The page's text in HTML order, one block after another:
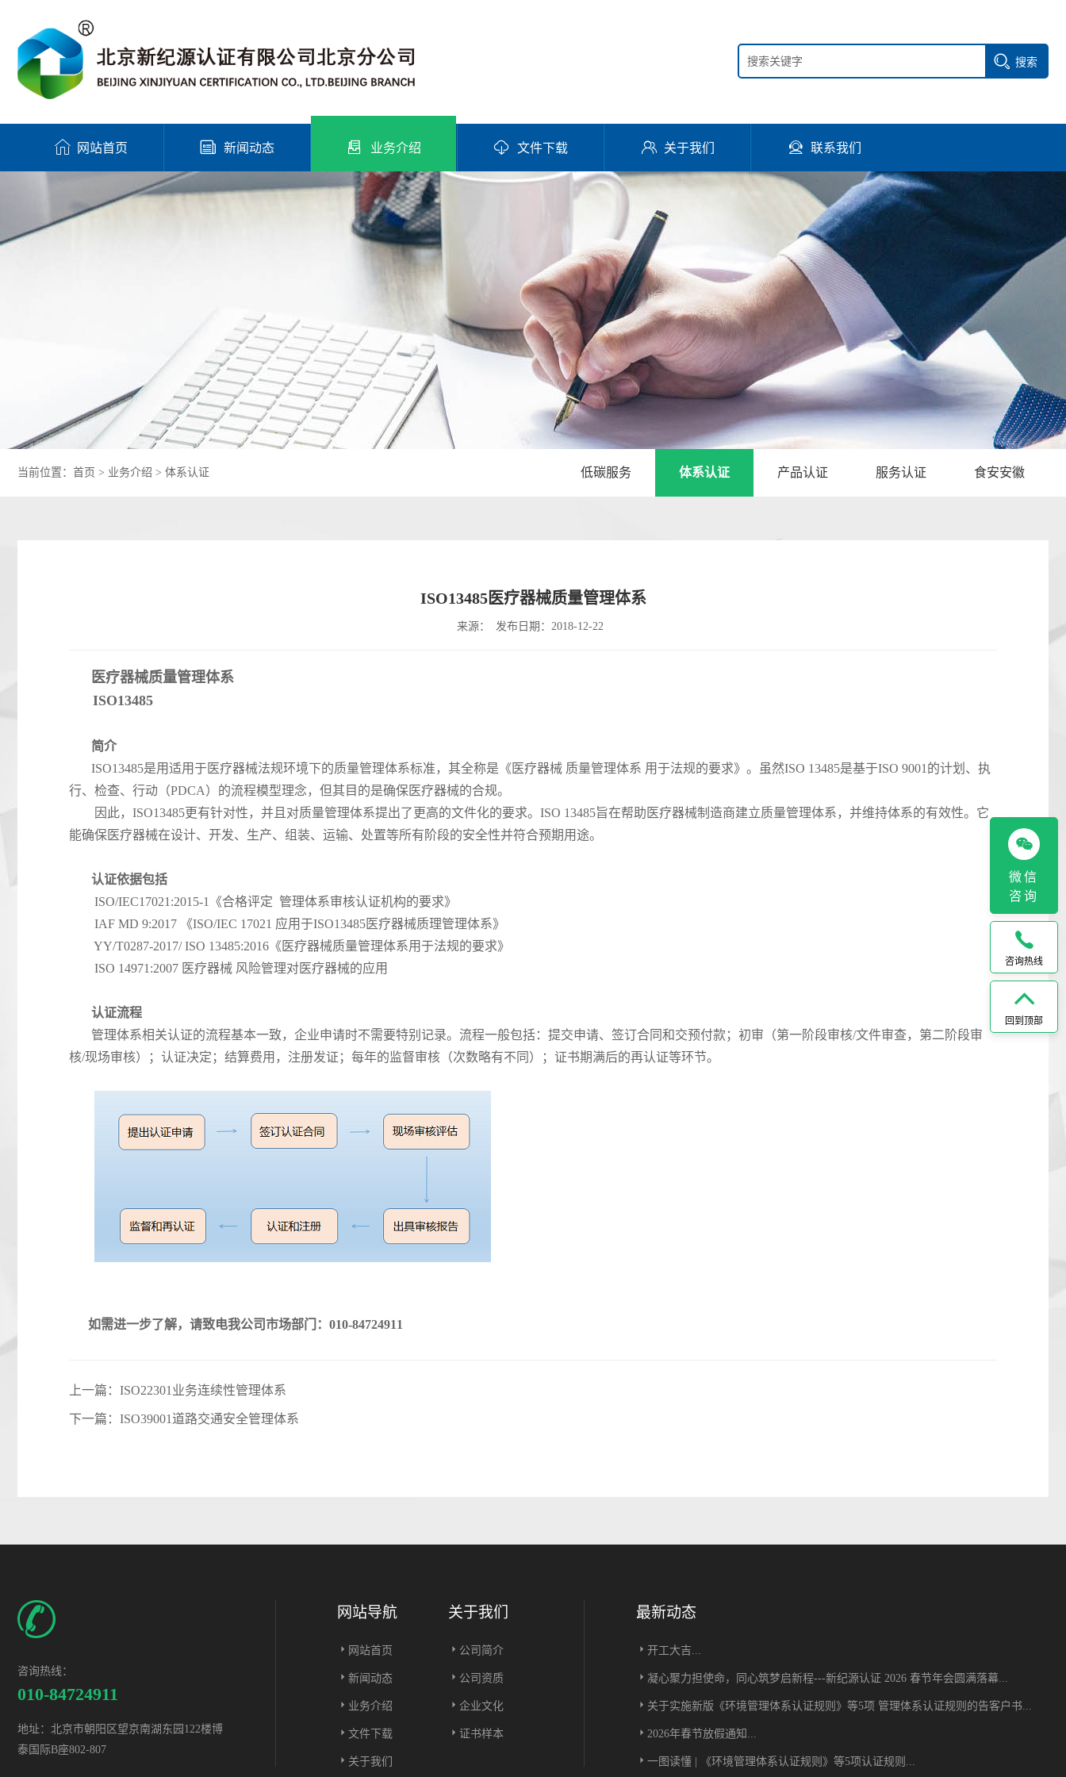
搜索
网站首页 新闻动态 业务介绍 文件下载 关于我们 联系我们
当前位置： 首页 > 业务介绍 > 体系认证 低碳服务 体系认证 产品认证 服务认证 食安安徽
ISO13485医疗器械质量管理体系
来源： 发布日期：2018-12-22
医疗器械质量管理体系
ISO13485
简介
ISO13485是用适用于医疗器械法规环境下的质量管理体系标准，其全称是《医疗器械 质量管理体系 用于法规的要求》。虽然ISO 13485是基于ISO 9001的计划、执
行、检查、行动（PDCA）的流程模型理念，但其目的是确保医疗器械的合规。
因此，ISO13485更有针对性，并且对质量管理体系提出了更高的文件化的要求。ISO 13485旨在帮助医疗器械制造商建立质量管理体系，并维持体系的有效性。它
能确保医疗器械在设计、开发、生产、组装、运输、处置等所有阶段的安全性并符合预期用途。
认证依据包括
ISO/IEC17021:2015-1《合格评定 管理体系审核认证机构的要求》
IAF MD 9:2017 《ISO/IEC 17021 应用于ISO13485医疗器械质理管理体系》
YY/T0287-2017/ ISO 13485:2016《医疗器械质量管理体系用于法规的要求》
ISO 14971:2007 医疗器械 风险管理对医疗器械的应用
认证流程
管理体系相关认证的流程基本一致，企业申请时不需要特别记录。流程一般包括：提交申请、签订合同和交预付款；初审（第一阶段审核/文件审查，第二阶段审
核/现场审核）；认证决定；结算费用，注册发证；每年的监督审核（次数略有不同）；证书期满后的再认证等环节。
如需进一步了解，请致电我公司市场部门：010-84724911
上一篇： ISO22301业务连续性管理体系
下一篇： ISO39001道路交通安全管理体系
咨询热线：
010-84724911
地址：北京市朝阳区望京南湖东园122楼博
泰国际B座802-807
网站导航
网站首页
新闻动态
业务介绍
文件下载
关于我们
关于我们
公司简介
公司资质
企业文化
证书样本
最新动态
开工大吉...
凝心聚力担使命，同心筑梦启新程---新纪源认证 2026 春节年会圆满落幕​...
关于实施新版《环境管理体系认证规则》等5项 管理体系认证规则的告客户书...
2026年春节放假通知...
一图读懂 | 《环境管理体系认证规则》等5项认证规则...
微信
咨询
咨询热线
回到顶部